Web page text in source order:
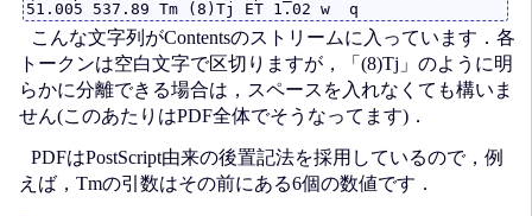
こんな文字列がContentsのストリームに入っています．各
トークンは空白文字で区切りますが，「(8)Tj」のように明
らかに分離できる場合は，スペースを入れなくても構いま
せん(このあたりはPDF全体でそうなってます)．
PDFはPostScript由来の後置記法を採用しているので，例
えば，Tmの引数はその前にある6個の数値です．